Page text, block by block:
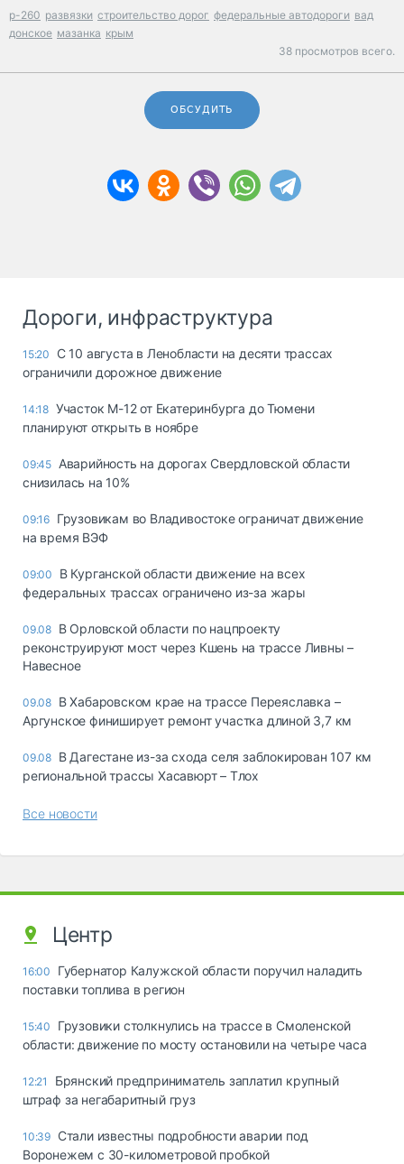
р-260 развязки строительство дорог федеральные автодороги вад
донское мазанка крым
38 просмотров всего.
ОБСУДИТЬ
Дороги, инфраструктура
15:20
С 10 августа в Ленобласти на десяти трассах
ограничили дорожное движение
14:18 Участок М-12 от Екатеринбурга до Тюмени
планируют открыть в ноябре
09:45 Аварийность на дорогах Свердловской области
снизилась на 10%
09:16 Грузовикам во Владивостоке ограничат движение
на время ВЭФ
09:00
В Курганской области движение на всех
федеральных трассах ограничено из-за жары
09.08 В Орловской области по нацпроекту
реконструируют мост через Кшень на трассе Ливны –
Навесное
09.08 В Хабаровском крае на трассе Переяславка –
Аргунское финиширует ремонт участка длиной 3,7 км
09.08 В Дагестане из-за схода селя заблокирован 107 км
региональной трассы Хасавюрт – Тлох
Все новости
Центр
16:00
Губернатор Калужской области поручил наладить
поставки топлива в регион
15:40
Грузовики столкнулись на трассе в Смоленской
области: движение по мосту остановили на четыре часа
12:21
Брянский предприниматель заплатил крупный
штраф за негабаритный груз
10:39 Стали известны подробности аварии под
Воронежем с 30-километровой пробкой